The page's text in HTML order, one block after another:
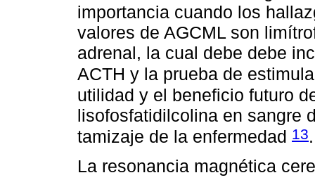
importancia cuando los
valores de AGCML son
adrenal, la cual debe debe
ACTH y la prueba de
utilidad y el beneficio futuro
lisofosfatidilcolina en sangre
tamizaje de la enfermedad 13.
La resonancia magnética